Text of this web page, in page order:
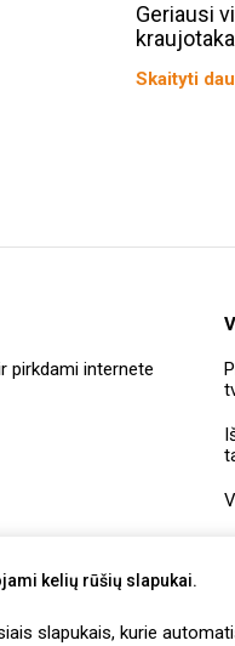
kelių rūšių slapukai.
slapukais, kurie
Geriausi
Skaityti
pirkdami internete